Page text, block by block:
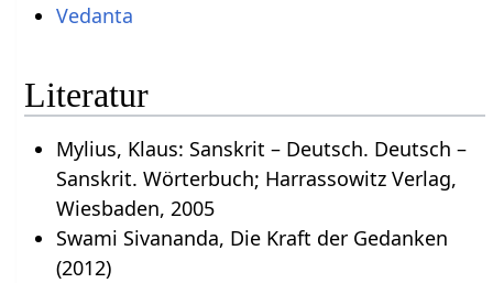
Vedanta
Literatur
Mylius, Klaus: Sanskrit – Deutsch. Deutsch –
Sanskrit. Wörterbuch; Harrassowitz Verlag,
Wiesbaden, 2005
Swami Sivananda, Die Kraft der Gedanken
(2012)